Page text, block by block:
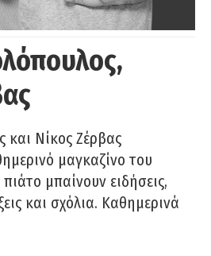
και Νίκος Ζέρβας
μαγκαζίνο του
μπαίνουν ειδήσεις,
και σχόλια. Καθημερινά